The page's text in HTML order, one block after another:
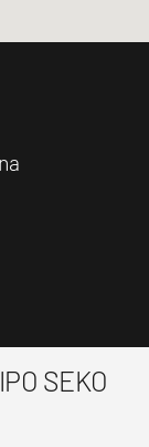
SEKO